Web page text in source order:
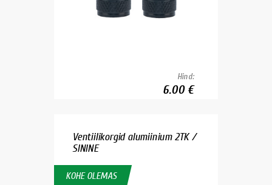
Hind:
6.00 €
Ventiilikorgid alumiinium 2TK /
SININE
KOHE OLEMAS